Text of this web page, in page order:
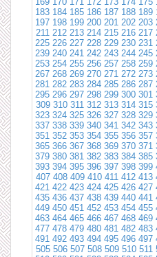
183 184 185 186 187 188 189
197 198 199 200 201 202 203
211 212 213 214 215 216 217
225 226 227 228 229 230 231
239 240 241 242 243 244 245
253 254 255 256 257 258 259
267 268 269 270 271 272 273
281 282 283 284 285 286 287
295 296 297 298 299 300 301
309 310 311 312 313 314 315
323 324 325 326 327 328 329
337 338 339 340 341 342 343
351 352 353 354 355 356 357
365 366 367 368 369 370 371
379 380 381 382 383 384 385
393 394 395 396 397 398 399
407 408 409 410 411 412 413
421 422 423 424 425 426 427
435 436 437 438 439 440 441
449 450 451 452 453 454 455
463 464 465 466 467 468 469
477 478 479 480 481 482 483
491 492 493 494 495 496 497
505 506 507 508 509 510 511